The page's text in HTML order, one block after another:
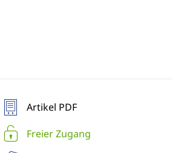
Artikel PDF
Freier Zugang